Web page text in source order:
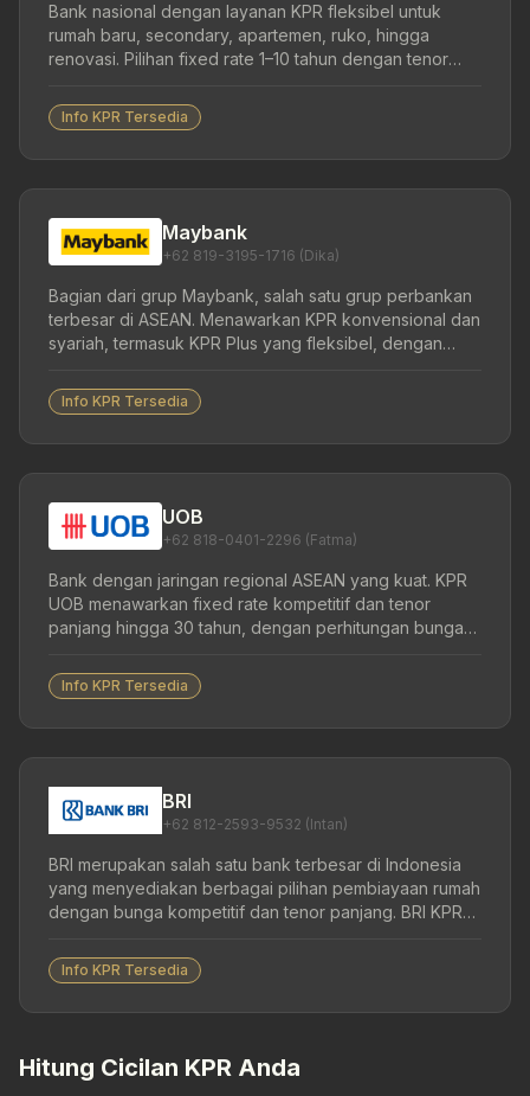
Bank nasional dengan layanan KPR fleksibel untuk
rumah baru, secondary, apartemen, ruko, hingga
renovasi. Pilihan fixed rate 1–10 tahun dengan tenor
Info KPR Tersedia
Maybank
+62 819-3195-1716 (Dika)
Bagian dari grup Maybank, salah satu grup perbankan
terbesar di ASEAN. Menawarkan KPR konvensional dan
syariah, termasuk KPR Plus yang fleksibel, dengan
Info KPR Tersedia
UOB
+62 818-0401-2296 (Fatma)
Bank dengan jaringan regional ASEAN yang kuat. KPR
UOB menawarkan fixed rate kompetitif dan tenor
panjang hingga 30 tahun, dengan perhitungan bunga
Info KPR Tersedia
BRI
+62 812-2593-9532 (Intan)
BRI merupakan salah satu bank terbesar di Indonesia
yang menyediakan berbagai pilihan pembiayaan rumah
dengan bunga kompetitif dan tenor panjang. BRI KPR
perorangan untuk pembelian rumah tinggal, apartemen,
ruko, maupun rukan, baik melalui developer maupun
pembangunan, hingga take over KPR dari bank lain.
Info KPR Tersedia
Hitung Cicilan KPR Anda